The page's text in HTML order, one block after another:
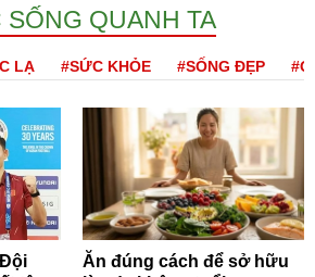
SỐNG QUANH TA
LẠ #SỨC KHỎE #SỐNG ĐẸP
Ăn đúng cách để sở hữu